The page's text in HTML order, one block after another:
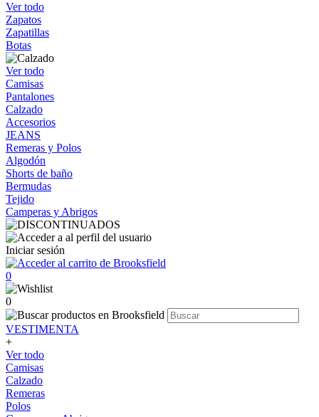
Ver todo
Zapatos
Zapatillas
Botas
Ver todo
Camisas
Pantalones
Calzado
Accesorios
JEANS
Remeras y Polos
Algodón
Shorts de baño
Bermudas
Tejido
Camperas y Abrigos
Iniciar sesión
0
0
VESTIMENTA
+
Ver todo
Camisas
Calzado
Remeras
Polos